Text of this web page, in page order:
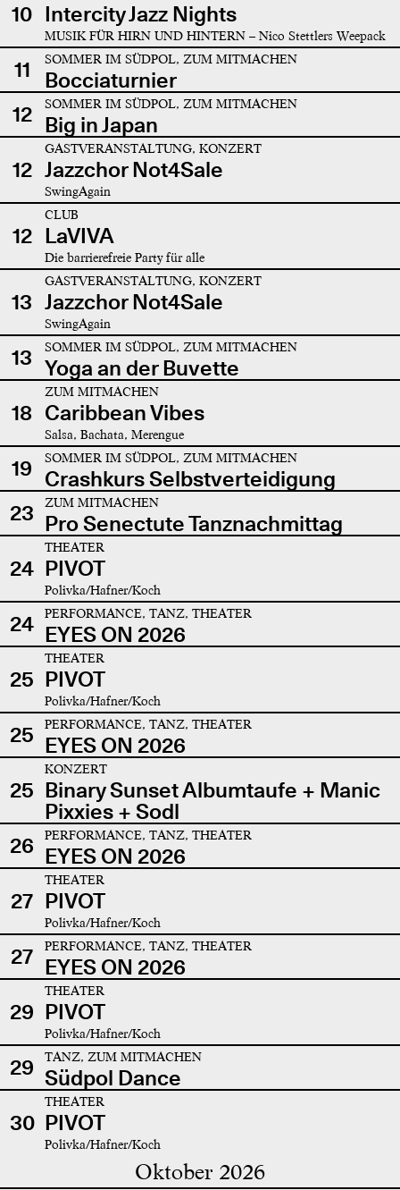
10 Intercity Jazz Nights
MUSIK FÜR HIRN UND HINTERN – Nico Stettlers Weepack
11 SOMMER IM SÜDPOL, ZUM MITMACHEN
Bocciaturnier
12
SOMMER IM SÜDPOL, ZUM MITMACHEN
Big in Japan
12
GASTVERANSTALTUNG, KONZERT
Jazzchor Not4Sale
SwingAgain
12
CLUB
LaVIVA
Die barrierefreie Party für alle
13
GASTVERANSTALTUNG, KONZERT
Jazzchor Not4Sale
SwingAgain
13 SOMMER IM SÜDPOL, ZUM MITMACHEN
Yoga an der Buvette
18
ZUM MITMACHEN
Caribbean Vibes
Salsa, Bachata, Merengue
19 SOMMER IM SÜDPOL, ZUM MITMACHEN
Crashkurs Selbstverteidigung
23
ZUM MITMACHEN
Pro Senectute Tanznachmittag
24
THEATER
PIVOT
Polivka/Hafner/Koch
24 PERFORMANCE, TANZ, THEATER
EYES ON 2026
25
THEATER
PIVOT
Polivka/Hafner/Koch
25 PERFORMANCE, TANZ, THEATER
EYES ON 2026
25
KONZERT
Binary Sunset Albumtaufe + Manic
Pixxies + Sodl
26
PERFORMANCE, TANZ, THEATER
EYES ON 2026
27
THEATER
PIVOT
Polivka/Hafner/Koch
27 PERFORMANCE, TANZ, THEATER
EYES ON 2026
29
THEATER
PIVOT
Polivka/Hafner/Koch
29 TANZ, ZUM MITMACHEN
Südpol Dance
30
THEATER
PIVOT
Polivka/Hafner/Koch
Oktober 2026